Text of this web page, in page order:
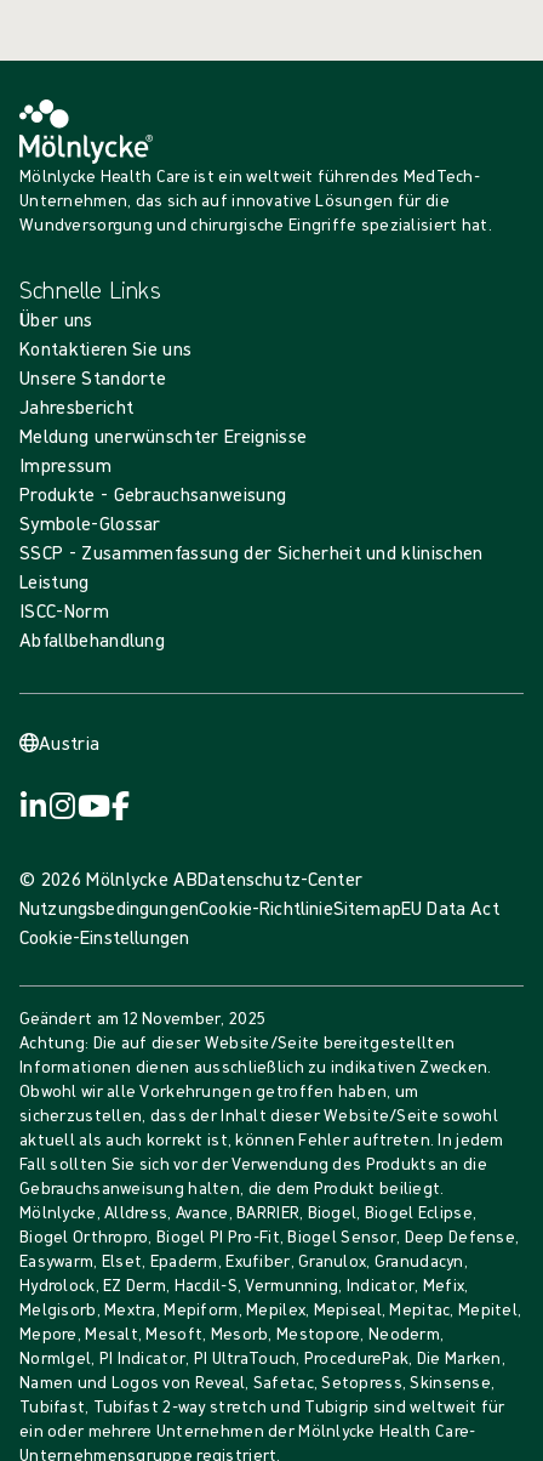
Mölnlycke Health Care ist ein weltweit führendes MedTech-
Unternehmen, das sich auf innovative Lösungen für die
Wundversorgung und chirurgische Eingriffe spezialisiert hat.
Schnelle Links
Über uns
Kontaktieren Sie uns
Unsere Standorte
Jahresbericht
Meldung unerwünschter Ereignisse
Impressum
Produkte - Gebrauchsanweisung
Symbole-Glossar
SSCP - Zusammenfassung der Sicherheit und klinischen
Leistung
ISCC-Norm
Abfallbehandlung
Austria
© 2026 Mölnlycke ABDatenschutz-Center
NutzungsbedingungenCookie-RichtlinieSitemapEU Data Act
Cookie-Einstellungen
Geändert am12 November, 2025
Achtung: Die auf dieser Website/Seite bereitgestellten
Informationen dienen ausschließlich zu indikativen Zwecken.
Obwohl wir alle Vorkehrungen getroffen haben, um
sicherzustellen, dass der Inhalt dieser Website/Seite sowohl
aktuell als auch korrekt ist, können Fehler auftreten. In jedem
Fall sollten Sie sich vor der Verwendung des Produkts an die
Gebrauchsanweisung halten, die dem Produkt beiliegt.
Mölnlycke, Alldress, Avance, BARRIER, Biogel, Biogel Eclipse,
Biogel Orthropro, Biogel PI Pro-Fit, Biogel Sensor, Deep Defense,
Easywarm, Elset, Epaderm, Exufiber, Granulox, Granudacyn,
Hydrolock, EZ Derm, Hacdil-S, Vermunning, Indicator, Mefix,
Melgisorb, Mextra, Mepiform, Mepilex, Mepiseal, Mepitac, Mepitel,
Mepore, Mesalt, Mesoft, Mesorb, Mestopore, Neoderm,
Normlgel, PI Indicator, PI UltraTouch, ProcedurePak, Die Marken,
Namen und Logos von Reveal, Safetac, Setopress, Skinsense,
Tubifast, Tubifast 2-way stretch und Tubigrip sind weltweit für
ein oder mehrere Unternehmen der Mölnlycke Health Care-
Unternehmensgruppe registriert.